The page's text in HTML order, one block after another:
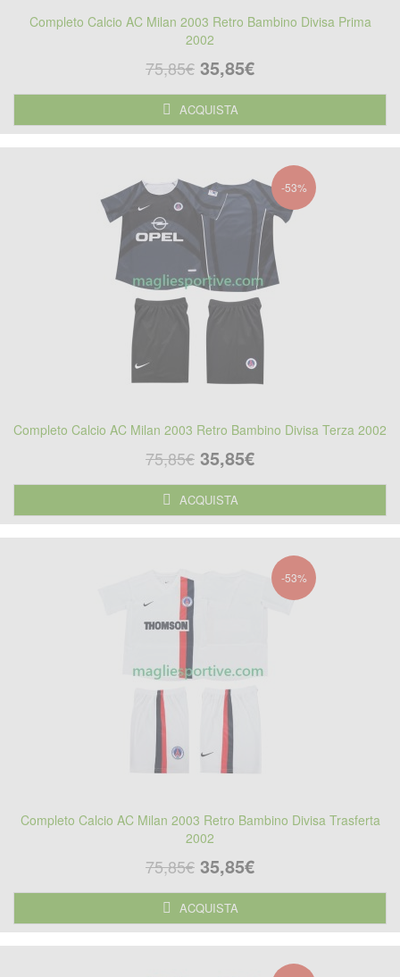
Completo Calcio AC Milan 2003 Retro Bambino Divisa Prima
2002
75,85€ 35,85€
ACQUISTA
-53%
Completo Calcio AC Milan 2003 Retro Bambino Divisa Terza 2002
75,85€ 35,85€
ACQUISTA
-53%
Completo Calcio AC Milan 2003 Retro Bambino Divisa Trasferta
2002
75,85€ 35,85€
ACQUISTA